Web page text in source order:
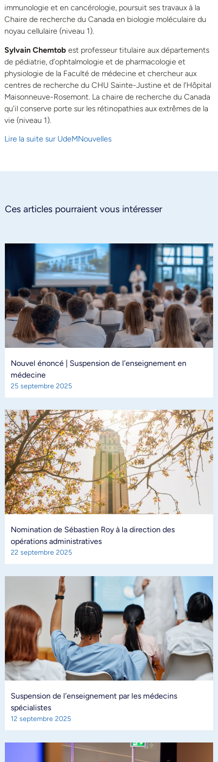
immunologie et en cancérologie, poursuit ses travaux à la
Chaire de recherche du Canada en biologie moléculaire du
noyau cellulaire (niveau 1).
Sylvain Chemtob est professeur titulaire aux départements
de pédiatrie, d’ophtalmologie et de pharmacologie et
physiologie de la Faculté de médecine et chercheur aux
centres de recherche du CHU Sainte-Justine et de l’Hôpital
Maisonneuve-Rosemont. La chaire de recherche du Canada
qu’il conserve porte sur les rétinopathies aux extrêmes de la
vie (niveau 1).
Lire la suite sur UdeMNouvelles
Ces articles pourraient vous intéresser
Nouvel énoncé | Suspension de l’enseignement en
médecine
25 septembre 2025
Nomination de Sébastien Roy à la direction des
opérations administratives
22 septembre 2025
Suspension de l’enseignement par les médecins
spécialistes
12 septembre 2025